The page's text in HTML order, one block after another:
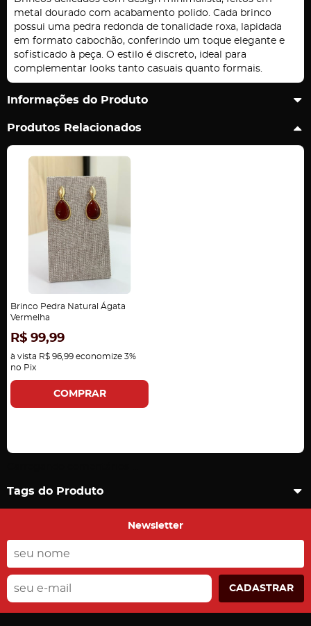
metal dourado com acabamento polido. Cada brinco
possui uma pedra redonda de tonalidade roxa, lapidada
em formato cabochão, conferindo um toque elegante e
sofisticado à peça. O estilo é discreto, ideal para
complementar looks tanto casuais quanto formais.
Informações do Produto
Produtos Relacionados
Brinco Pedra Natural Ágata
Vermelha
R$ 99,99
à vista R$ 96,99 economize 3%
no Pix
COMPRAR
Tags do Produto
Newsletter
CADASTRAR